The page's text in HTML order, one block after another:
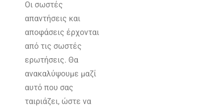
Οι σωστές
απαντήσεις και
αποφάσεις έρχονται
από τις σωστές
ερωτήσεις. Θα
ανακαλύψουμε μαζί
αυτό που σας
ταιριάζει, ώστε να